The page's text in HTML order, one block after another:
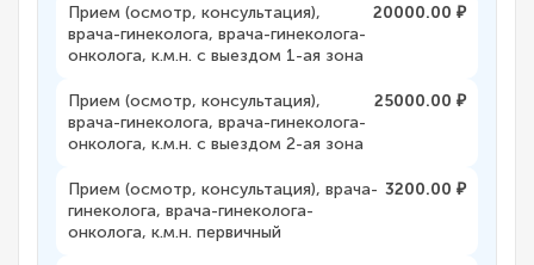
Прием (осмотр, консультация),
врача-гинеколога, врача-гинеколога-
онколога, к.м.н. с выездом 1-ая зона
20000.00 ₽
Прием (осмотр, консультация),
врача-гинеколога, врача-гинеколога-
онколога, к.м.н. с выездом 2-ая зона
25000.00 ₽
Прием (осмотр, консультация), врача-
гинеколога, врача-гинеколога-
онколога, к.м.н. первичный
3200.00 ₽